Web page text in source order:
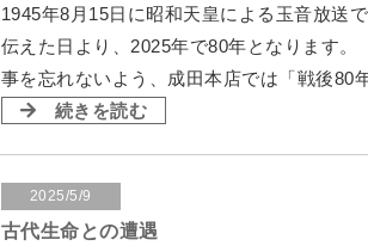
1945年8月15日に昭和天皇による玉音放送
伝えた日より、2025年で80年となります
事を忘れないよう、成田本店では「戦後80
続きを読む
2025/5/9
古代生命との遭遇